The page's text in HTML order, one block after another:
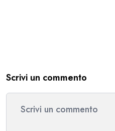
Scrivi un commento